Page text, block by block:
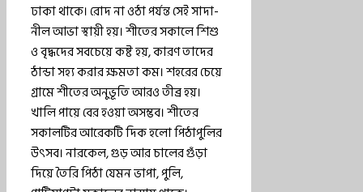
ঢাকা থাকে। রোদ না ওঠা পর্যন্ত সেই সাদা-
নীল আভা স্থায়ী হয়। শীতের সকালে শিশু
ও বৃদ্ধদের সবচেয়ে কষ্ট হয়, কারণ তাদের
ঠান্ডা সহ্য করার ক্ষমতা কম। শহরের চেয়ে
গ্রামে শীতের অনুভূতি আরও তীব্র হয়।
খালি পায়ে বের হওয়া অসম্ভব। শীতের
সকালটির আরেকটি দিক হলো পিঠাপুলির
উৎসব। নারকেল, গুড় আর চালের গুঁড়া
দিয়ে তৈরি পিঠা যেমন ভাপা, পুলি,